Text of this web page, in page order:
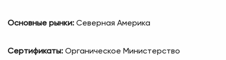
Основные рынки: Северная Америка
Сертификаты: Органическое Министерство